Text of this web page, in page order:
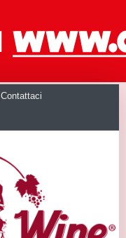
Contattaci